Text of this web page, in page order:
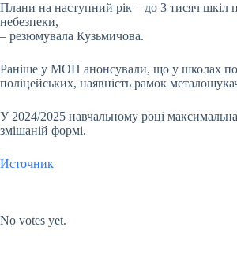
Плани на наступний рік – до 3 тисяч шкіл
небезпеки,
– резюмувала Кузьмичова.
Раніше у МОН анонсували, що у школах
поліцейських, наявність рамок
У 2024/2025 навчальному році
змішаній формі.
Источник
No votes yet.